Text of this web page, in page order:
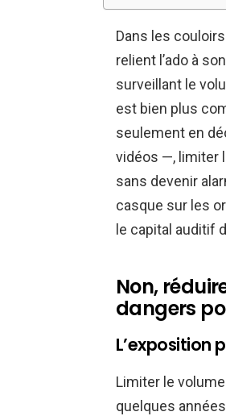
Dans les
relient l’ado à
surveillant le
est bien plus
seulement en
vidéos —, limiter
sans devenir
casque sur les
le capital auditif
Non,
dangers
L’exposition
Limiter le
quelques